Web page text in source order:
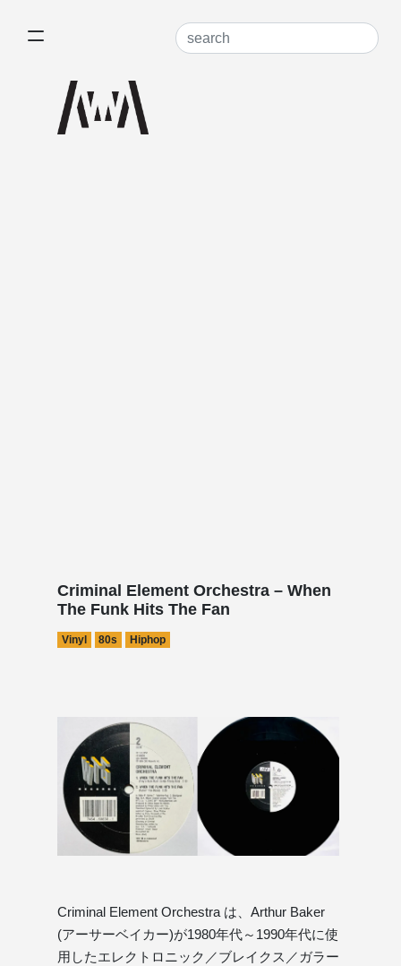
Criminal Element Orchestra – When
The Funk Hits The Fan
Vinyl 80s Hiphop
Criminal Element Orchestra は、Arthur Baker
(アーサーベイカー)が1980年代～1990年代に使
用したエレクトロニック／ブレイクス／ガラー